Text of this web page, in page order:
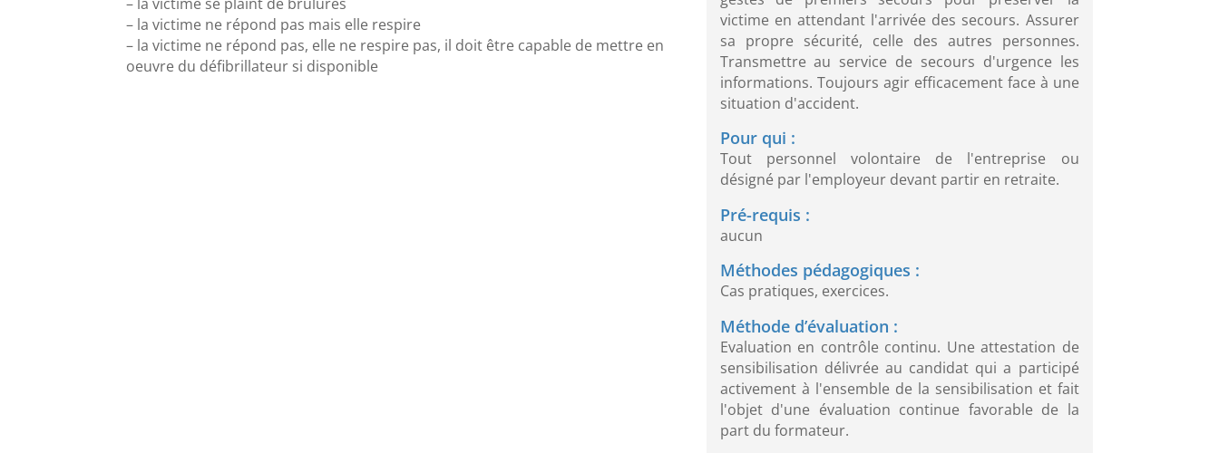
– la victime ne répond pas mais elle respire
– la victime ne répond pas, elle ne respire pas, il doit être capable de mettre en
oeuvre du défibrillateur si disponible
victime en attendant l'arrivée des secours. Assurer
sa propre sécurité, celle des autres personnes.
Transmettre au service de secours d'urgence les
informations. Toujours agir efficacement face à une
situation d'accident.
Pour qui :
Tout personnel volontaire de l'entreprise ou
désigné par l'employeur devant partir en retraite.
Pré-requis :
aucun
Méthodes pédagogiques :
Cas pratiques, exercices.
Méthode d’évaluation :
Evaluation en contrôle continu. Une attestation de
sensibilisation délivrée au candidat qui a participé
activement à l'ensemble de la sensibilisation et fait
l'objet d'une évaluation continue favorable de la
part du formateur.